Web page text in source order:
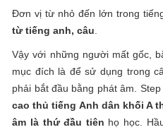
Đơn vị từ nhỏ đến lớn trong
từ tiếng anh, câu
Vậy với những người mất gốc,
mục đích là để sử dụng trong
phải bắt đầu bằng phát âm.
cao thủ tiếng Anh dân khối A
âm là thứ đầu tiên họ học.